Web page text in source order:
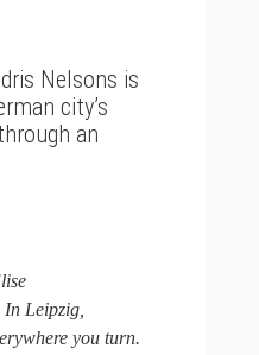
Nelsons is
city’s
an
Leipzig,
you turn.